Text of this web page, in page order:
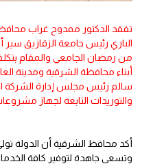
تفقد الدكتور ممدوح غراب محافظ
الباري رئيس جامعة الزقازيق
أبناء محافظة الشرقية ومدينة
سالم رئيس مجلس إدارة الشركة
والتوريدات التابعة لجهاز
أكد محافظ الشرقية أن الدولة
وتسعى جاهدة لتوفير كافة